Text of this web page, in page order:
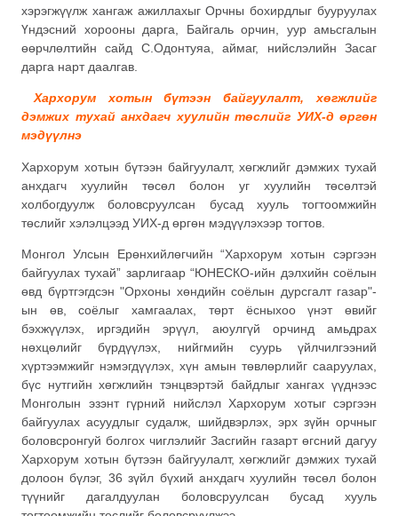
хэрэгжүүлж хангаж ажиллахыг Орчны бохирдлыг бууруулах
Үндэсний хорооны дарга, Байгаль орчин, уур амьсгалын
өөрчлөлтийн сайд С.Одонтуяа, аймаг, нийслэлийн Засаг
дарга нарт даалгав.
Хархорум хотын бүтээн байгуулалт, хөгжлийг
дэмжих тухай анхдагч хуулийн төслийг УИХ-д өргөн
мэдүүлнэ
Хархорум хотын бүтээн байгуулалт, хөгжлийг дэмжих тухай
анхдагч хуулийн төсөл болон уг хуулийн төсөлтэй
холбогдуулж боловсруулсан бусад хууль тогтоомжийн
төслийг хэлэлцээд УИХ-д өргөн мэдүүлэхээр тогтов.
Монгол Улсын Ерөнхийлөгчийн “Хархорум хотын сэргээн
байгуулах тухай” зарлигаар “ЮНЕСКО-ийн дэлхийн соёлын
өвд бүртгэгдсэн "Орхоны хөндийн соёлын дурсгалт газар"-
ын өв, соёлыг хамгаалах, төрт ёсныхоо үнэт өвийг
бэхжүүлэх, иргэдийн эрүүл, аюулгүй орчинд амьдрах
нөхцөлийг бүрдүүлэх, нийгмийн суурь үйлчилгээний
хүртээмжийг нэмэгдүүлэх, хүн амын төвлөрлийг сааруулах,
бүс нутгийн хөгжлийн тэнцвэртэй байдлыг хангах үүднээс
Монголын эзэнт гүрний нийслэл Хархорум хотыг сэргээн
байгуулах асуудлыг судалж, шийдвэрлэх, эрх зүйн орчныг
боловсронгуй болгох чиглэлийг Засгийн газарт өгсний дагуу
Хархорум хотын бүтээн байгуулалт, хөгжлийг дэмжих тухай
долоон бүлэг, 36 зүйл бүхий анхдагч хуулийн төсөл болон
түүнийг дагалдуулан боловсруулсан бусад хууль